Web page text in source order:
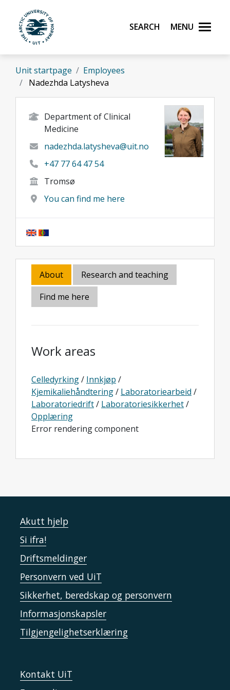
Skip to main content
UiT The Arctic University of Norway
Search Menu
Unit startpage
Employees
Nadezhda Latysheva
Department of Clinical
Medicine
nadezhda.latysheva@uit.no
+47 77 64 47 54
Tromsø
You can find me here
About
Research and teaching
Find me here
Work areas
Celledyrking/ Innkjøp /
Kjemikaliehåndtering/ Laboratoriearbeid /
Laboratoriedrift/ Laboratoriesikkerhet/
Opplæring
Error rendering component
Akutt hjelp
Si ifra!
Driftsmeldinger
Personvern ved UiT
Sikkerhet, beredskap og personvern
Informasjonskapsler
Tilgjengelighetserklæring
Kontakt UiT